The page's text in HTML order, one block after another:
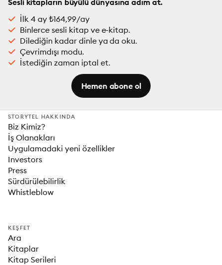
Sesli kitapların büyülü dünyasına adım at.
İlk 4 ay ₺164,99/ay
Binlerce sesli kitap ve e-kitap.
Dilediğin kadar dinle ya da oku.
Çevrimdışı modu.
İstediğin zaman iptal et.
Hemen abone ol
STORYTEL HAKKINDA
Biz Kimiz?
İş Olanakları
Uygulamadaki yeni özellikler
Investors
Press
Sürdürülebilirlik
Whistleblow
KEŞFET
Ara
Kitaplar
Kitap Serileri